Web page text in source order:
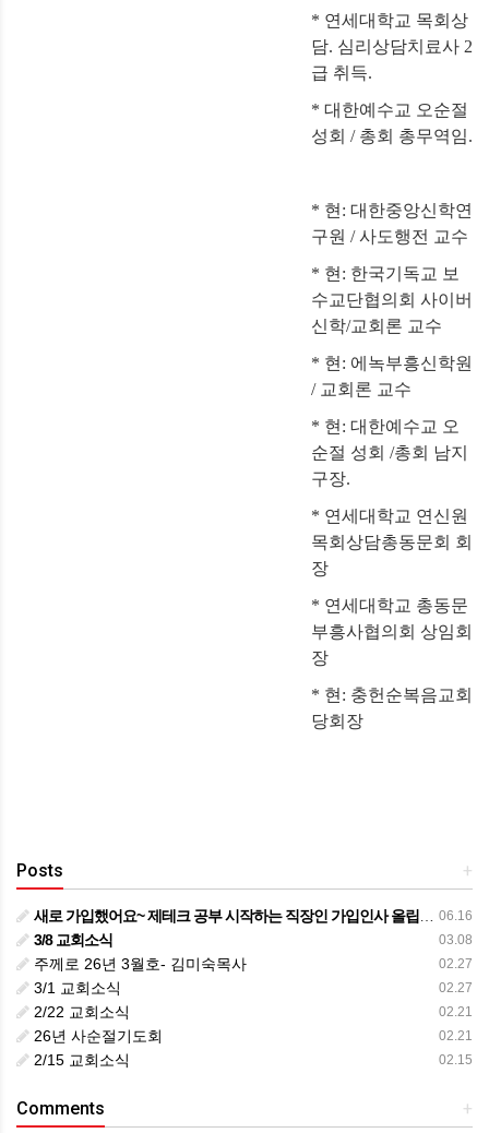
* 연세대학교 목회상
담. 심리상담치료사 2
급 취득.
* 대한예수교 오순절
성회 / 총회 총무역임.
* 현: 대한중앙신학연
구원 / 사도행전 교수
* 현: 한국기독교 보
수교단협의회 사이버
신학/교회론 교수
* 현: 에녹부흥신학원
/ 교회론 교수
* 현: 대한예수교 오
순절 성회 /총회 남지
구장.
* 연세대학교 연신원
목회상담총동문회 회
장
* 연세대학교 총동문
부흥사협의회 상임회
장
* 현: 충헌순복음교회
당회장
+
Posts
06.16
새로 가입했어요~ 제테크 공부 시작하는 직장인 가입인사 올립니다. !!!
03.08
3/8 교회소식
02.27
주께로 26년 3월호- 김미숙목사
02.27
3/1 교회소식
02.21
2/22 교회소식
02.21
26년 사순절기도회
02.15
2/15 교회소식
+
Comments